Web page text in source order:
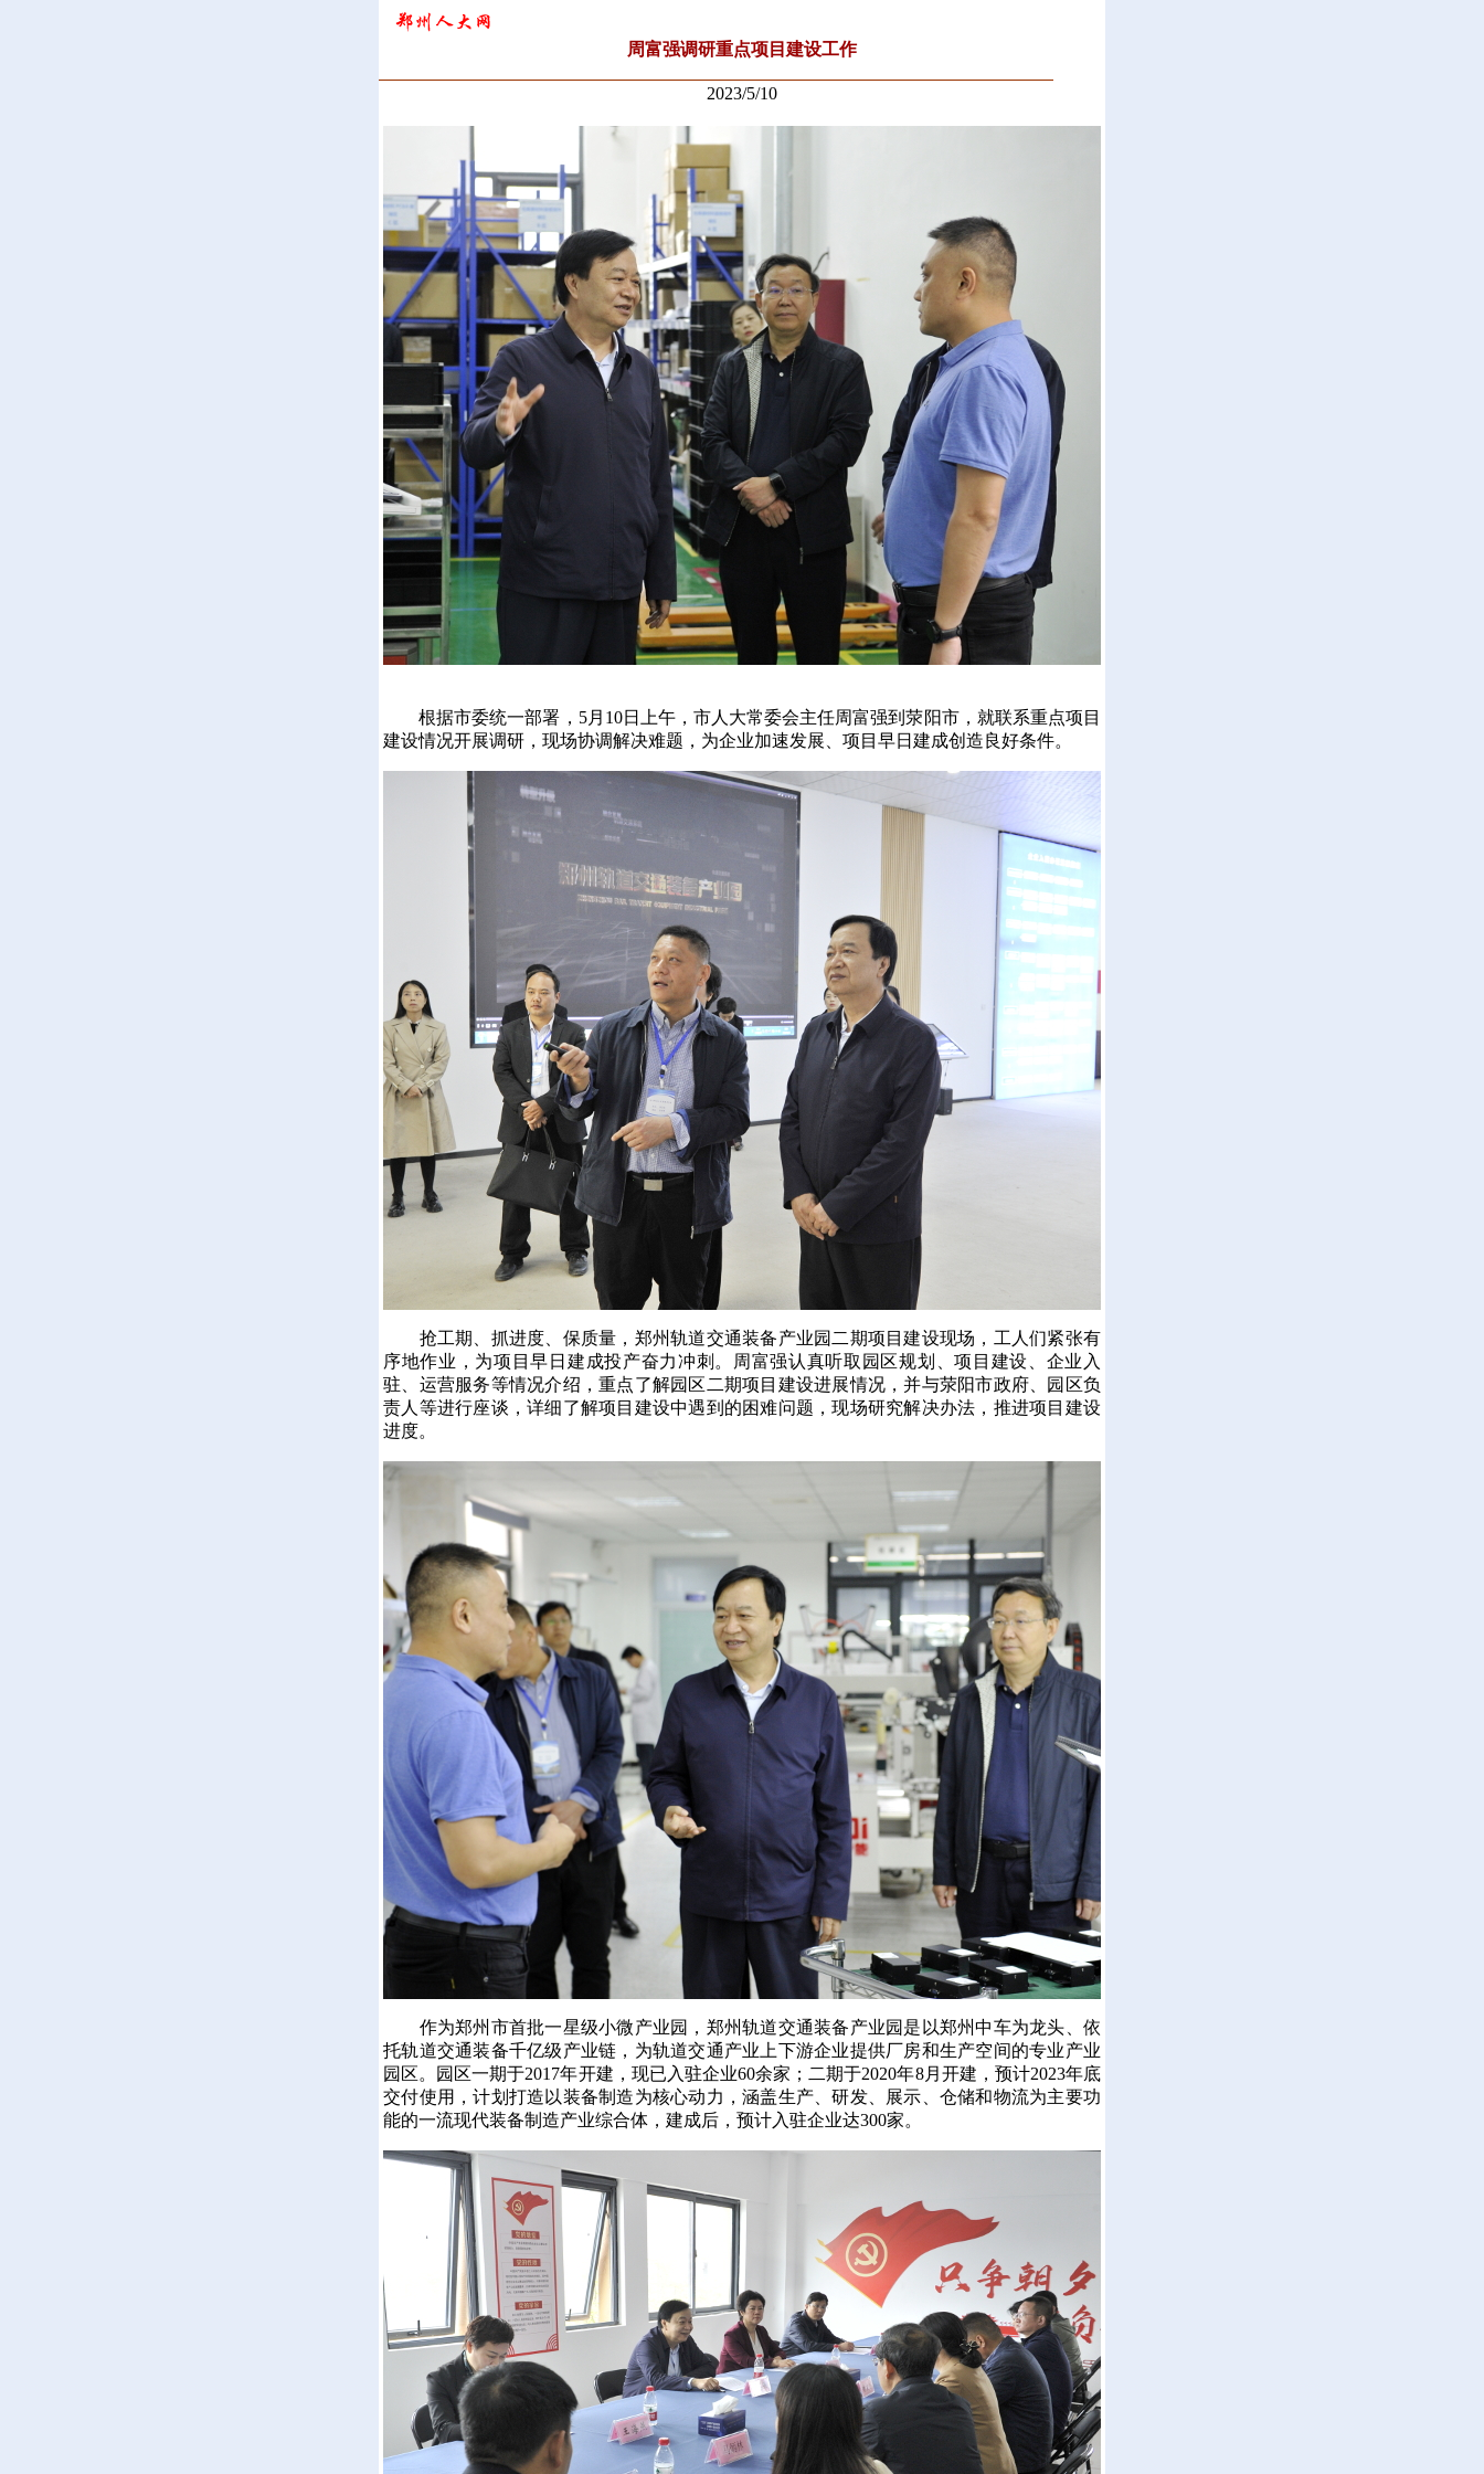
周富强调研重点项目建设工作
2023/5/10
根据市委统一部署，5月10日上午，市人大常委会主任周富强到荥阳市，就联系重点项目
建设情况开展调研，现场协调解决难题，为企业加速发展、项目早日建成创造良好条件。
抢工期、抓进度、保质量，郑州轨道交通装备产业园二期项目建设现场，工人们紧张有
序地作业，为项目早日建成投产奋力冲刺。周富强认真听取园区规划、项目建设、企业入
驻、运营服务等情况介绍，重点了解园区二期项目建设进展情况，并与荥阳市政府、园区负
责人等进行座谈，详细了解项目建设中遇到的困难问题，现场研究解决办法，推进项目建设
进度。
作为郑州市首批一星级小微产业园，郑州轨道交通装备产业园是以郑州中车为龙头、依
托轨道交通装备千亿级产业链，为轨道交通产业上下游企业提供厂房和生产空间的专业产业
园区。园区一期于2017年开建，现已入驻企业60余家；二期于2020年8月开建，预计2023年底
交付使用，计划打造以装备制造为核心动力，涵盖生产、研发、展示、仓储和物流为主要功
能的一流现代装备制造产业综合体，建成后，预计入驻企业达300家。